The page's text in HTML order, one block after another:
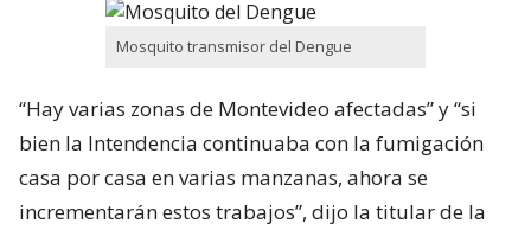
Mosquito transmisor del Dengue
“Hay varias zonas de Montevideo afectadas” y “si
bien la Intendencia continuaba con la fumigación
casa por casa en varias manzanas, ahora se
incrementarán estos trabajos”, dijo la titular de la